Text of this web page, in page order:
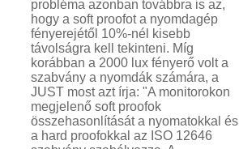
probléma azonban továbbra is az,
hogy a soft proofot a nyomdagép
fényerejétől 10%-nél kisebb
távolságra kell tekinteni. Míg
korábban a 2000 lux fényerő volt a
szabvány a nyomdák számára, a
JUST most azt írja: "A monitorokon
megjelenő soft proofok
összehasonlítását a nyomatokkal és
a hard proofokkal az ISO 12646